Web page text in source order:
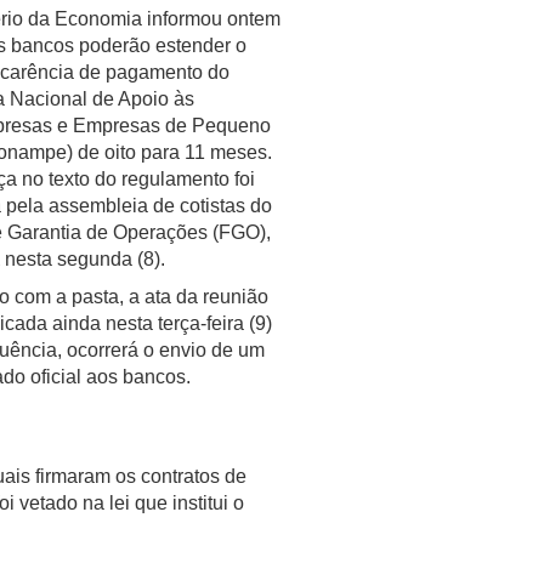
da Economia informou ontem
bancos poderão estender o
de pagamento do
Nacional de Apoio às
e Empresas de Pequeno
de oito para 11 meses.
no texto do regulamento foi
pela assembleia de cotistas do
Garantia de Operações (FGO),
segunda (8).
com a pasta, a ata da reunião
ainda nesta terça-feira (9)
ocorrerá o envio de um
oficial aos bancos.
firmaram os contratos de
vetado na lei que institui o